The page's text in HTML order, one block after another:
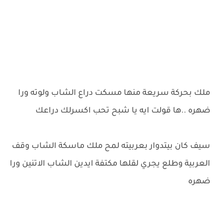
ملك بحركة سريعة منها مسكت دراع الشاب ولوته ورا
ضهره ..ها قولت ايه يا شبح تحب اكسرلك دراعك
سيف كان بيتدوار بعربيته لمح ملك ماسكة الشاب وقف
العربية وطلع يجري لقلها مكتفة ايدين الشاب الاتنين ورا
ضهره